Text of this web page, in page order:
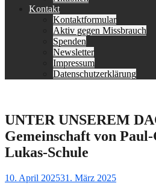
Kontakt
Kontaktformular
Aktiv gegen Missbrauch
Spenden
Newsletter
Impressum
Datenschutzerklärung
UNTER UNSEREM
Gemeinschaft von
Lukas-Schule
Gepostet
10. April 202531. März 2025